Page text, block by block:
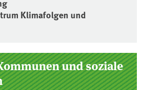
Klimafolgen und
und soziale